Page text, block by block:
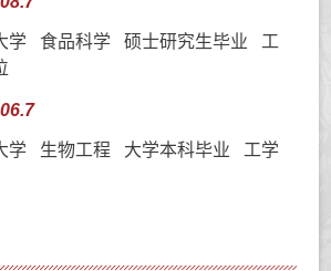
学 食品科学 硕士研究生毕业 工
学 生物工程 大学本科毕业 工学